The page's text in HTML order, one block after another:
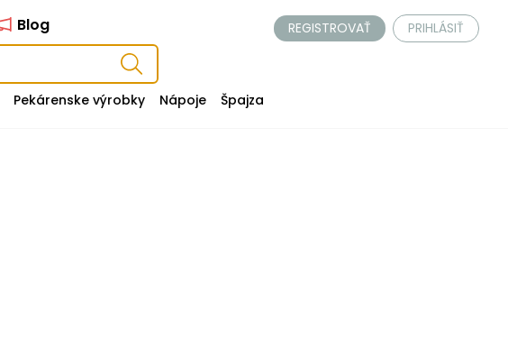
Blog REGISTROVAŤ PRIHLÁSIŤ
Pekárenske výrobky Nápoje Špajza